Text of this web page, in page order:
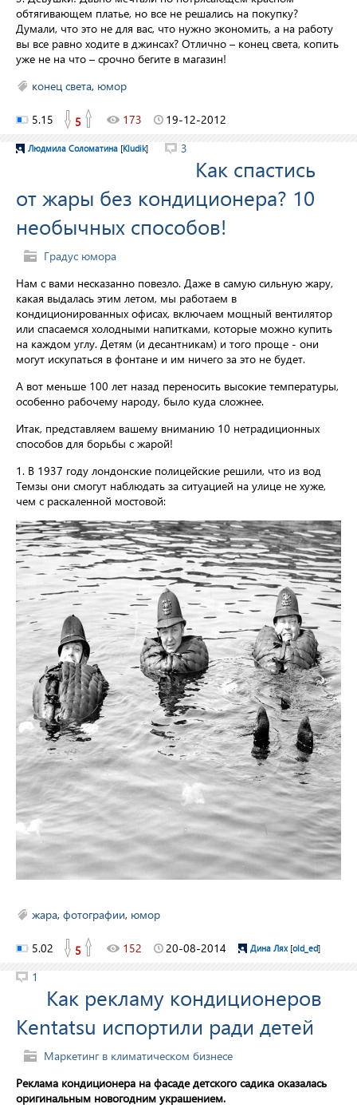
обтягивающем платье, но все не решались на покупку?
Думали, что это не для вас, что нужно экономить, а на работу
вы все равно ходите в джинсах? Отлично – конец света, копить
уже не на что – срочно бегите в магазин!
конец света, юмор
5.15 5 173 19-12-2012
Людмила Соломатина [Kludik] 3
Как спастись
от жары без кондиционера? 10
необычных способов!
Градус юмора
Нам с вами несказанно повезло. Даже в самую сильную жару,
какая выдалась этим летом, мы работаем в
кондиционированных офисах, включаем мощный вентилятор
или спасаемся холодными напитками, которые можно купить
на каждом углу. Детям (и десантникам) и того проще - они
могут искупаться в фонтане и им ничего за это не будет.
А вот меньше 100 лет назад переносить высокие температуры,
особенно рабочему народу, было куда сложнее.
Итак, представляем вашему вниманию 10 нетрадиционных
способов для борьбы с жарой!
1. В 1937 году лондонские полицейские решили, что из вод
Темзы они смогут наблюдать за ситуацией на улице не хуже,
чем с раскаленной мостовой:
жара, фотографии, юмор
5.02 5 152 20-08-2014 Дина Лях[old_ed]
1
Как рекламу кондиционеров
Kentatsu испортили ради детей
Маркетинг в климатическом бизнесе
Реклама кондиционера на фасаде детского садика оказалась
оригинальным новогодним украшением.